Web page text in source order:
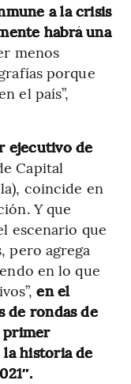
a la crisis
habrá una
menos
porque
el país”,
ejecutivo de
Capital
coincide en
Y que
escenario que
pero agrega
en lo que
en el
de rondas de
primer
la historia de